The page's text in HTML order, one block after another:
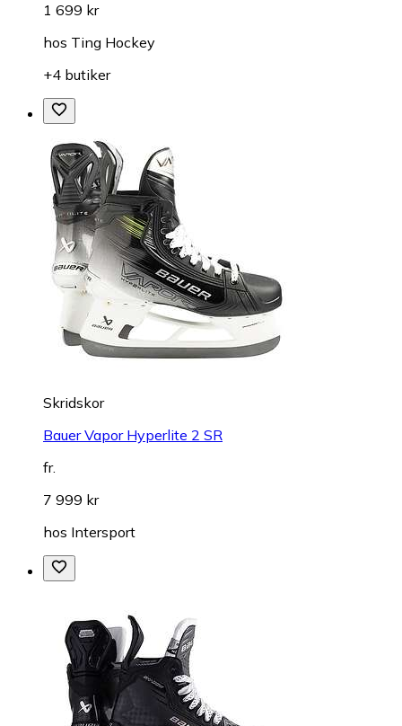
1 699 kr
hos Ting Hockey
+4 butiker
Skridskor
Bauer Vapor Hyperlite 2 SR
fr.
7 999 kr
hos Intersport